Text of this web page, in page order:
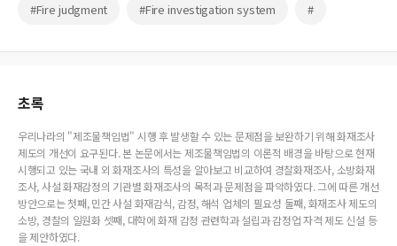
#Fire judgment #Fire investigation system #
초록
우리나라의 "제조물책임법" 시행 후 발생할 수 있는 문제점을 보완하기 위해 화재조사
제도의 개선이 요구된다. 본 논문에서는 제조물책임법의 이론적 배경을 바탕으로 현재
시행되고 있는 국내 외 화재조사의 특성을 알아보고 비교하여 경찰화재조사, 소방화재
조사, 사설 화재감정의 기관별 화재조사의 목적과 문제점을 파악하였다. 그에 따른 개선
방안으로는 첫째, 민간 사설 화재감식, 감정, 해석 업체의 필요성 둘째, 화재조사 제도의
소방, 경찰의 일원화 셋째, 대학에 화재 감정 관련학과 설립과 감정업 자격 제도 신설 등
을 제안하였다.